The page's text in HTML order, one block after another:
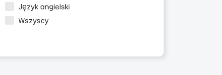
Język angielski
Wszyscy